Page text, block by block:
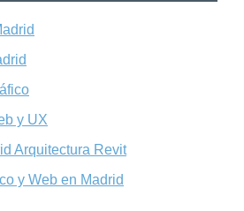
y UX
Arquitectura Revit
y Web en Madrid